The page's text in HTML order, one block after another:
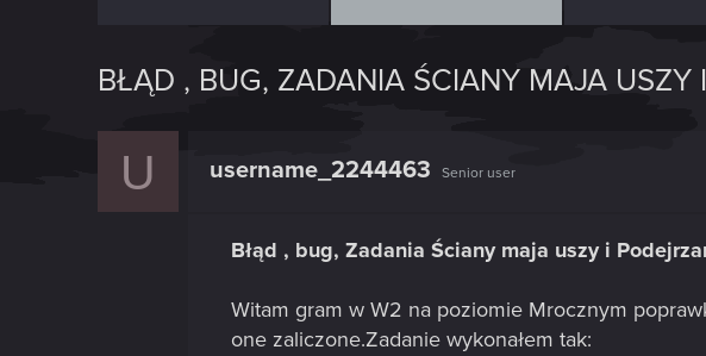
BŁĄD , BUG, ZADANIA ŚCIANY MAJA USZY
U username_2244463 Senior user
Błąd , bug, Zadania Ściany maja uszy i
Witam gram w W2 na poziomie Mrocznym
one zaliczone.Zadanie wykonałem tak: